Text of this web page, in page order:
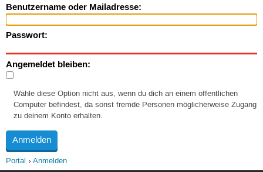
Benutzername oder Mailadresse:
Passwort:
Angemeldet bleiben:
Wähle diese Option nicht aus, wenn du dich an einem öffentlichen
Computer befindest, da sonst fremde Personen möglicherweise Zugang
zu deinem Konto erhalten.
Portal Anmelden